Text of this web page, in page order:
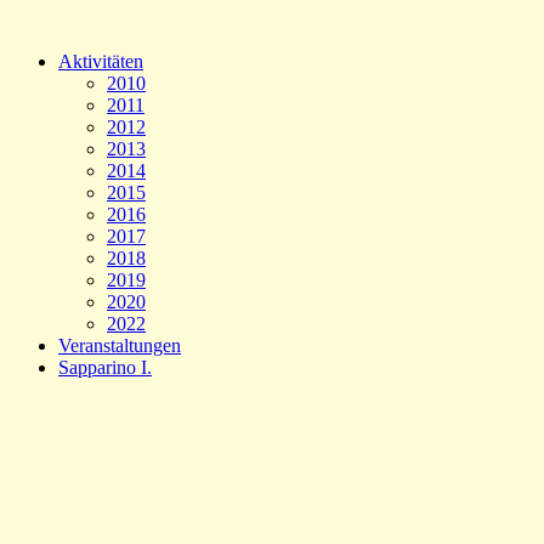
Aktivitäten
2010
2011
2012
2013
2014
2015
2016
2017
2018
2019
2020
2022
Veranstaltungen
Sapparino I.